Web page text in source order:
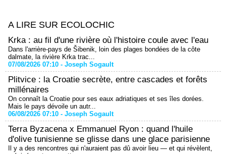
A LIRE SUR ECOLOCHIC
Krka : au fil d'une rivière où l'histoire coule avec l'eau
Dans l'arrière-pays de Šibenik, loin des plages bondées de la côte
dalmate, la rivière Krka trac...
07/08/2026 07:10 - Joseph Sogault
Plitvice : la Croatie secrète, entre cascades et forêts
millénaires
On connaît la Croatie pour ses eaux adriatiques et ses îles dorées.
Mais le pays dévoile un autr...
06/08/2026 07:10 - Joseph Sogault
Terra Byzacena x Emmanuel Ryon : quand l'huile
d'olive tunisienne se glisse dans une glace parisienne
Il y a des rencontres qui n'auraient pas dû avoir lieu — et qui révèlent,